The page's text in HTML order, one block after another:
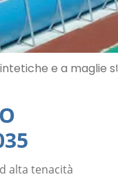
e a maglie
alta tenacità